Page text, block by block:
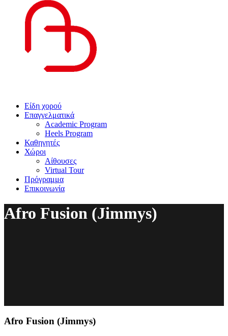
Είδη χορού
Επαγγελματικά
Academic Program
Heels Program
Καθηγητές
Χώροι
Αίθουσες
Virtual Tour
Πρόγραμμα
Επικοινωνία
Afro Fusion (Jimmys)
Afro Fusion (Jimmys)